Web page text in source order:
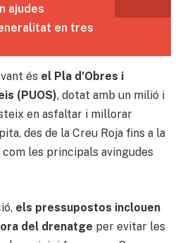
ajudes
en tres
és el Pla d’Obres i
(PUOS), dotat amb un milió i
en asfaltar i millorar
des de la Creu Roja fins a la
les principals avingudes
els pressupostos inclouen
del drenatge per evitar les